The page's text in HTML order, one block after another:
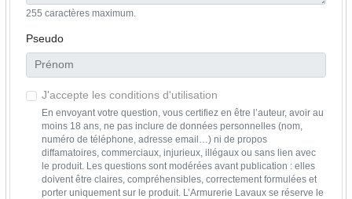
255 caractères maximum.
Pseudo
J'accepte les conditions d'utilisation
En envoyant votre question, vous certifiez en être l’auteur, avoir au
moins 18 ans, ne pas inclure de données personnelles (nom,
numéro de téléphone, adresse email…) ni de propos
diffamatoires, commerciaux, injurieux, illégaux ou sans lien avec
le produit. Les questions sont modérées avant publication : elles
doivent être claires, compréhensibles, correctement formulées et
porter uniquement sur le produit. L’Armurerie Lavaux se réserve le